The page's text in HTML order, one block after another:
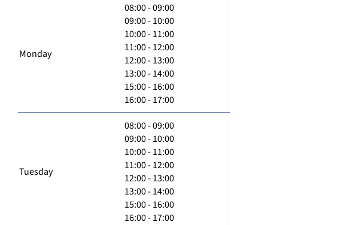
Monday
08:00 - 09:00
09:00 - 10:00
10:00 - 11:00
11:00 - 12:00
12:00 - 13:00
13:00 - 14:00
15:00 - 16:00
16:00 - 17:00
Tuesday
08:00 - 09:00
09:00 - 10:00
10:00 - 11:00
11:00 - 12:00
12:00 - 13:00
13:00 - 14:00
15:00 - 16:00
16:00 - 17:00